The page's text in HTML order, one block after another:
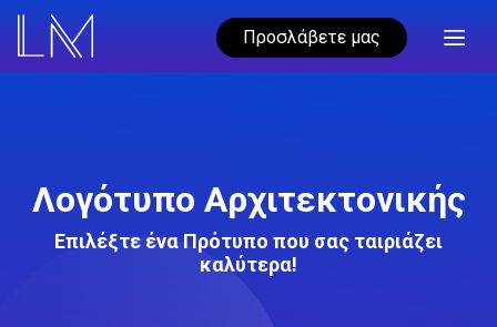
Προσλάβετε μας
Λογότυπο Αρχιτεκτονικής
Επιλέξτε ένα Πρότυπο που σας ταιριάζει
καλύτερα!